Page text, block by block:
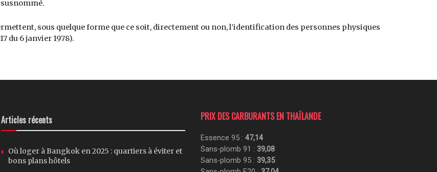
sous quelque forme que ce soit, directement ou non, l’identification des personnes physiques
du 6 janvier 1978).
Articles récents
Où loger à Bangkok en 2025 : quartiers à éviter et
bons plans hôtels
PRIX DES CARBURANTS EN THAÏLANDE
Essence 95 : 47,14
Sans-plomb 91 : 39,08
Sans-plomb 95 : 39,35